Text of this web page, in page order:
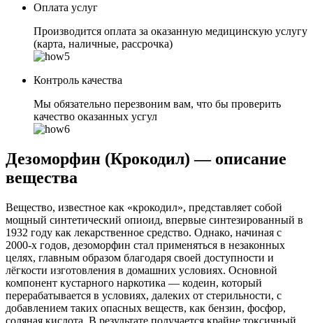
Оплата услуг
Производится оплата за оказанную медицинскую услугу
(карта, наличные, рассрочка)
Контроль качества
Мы обязательно перезвоним вам, что бы проверить
качество оказанных усгул
Дезоморфин (Крокодил) — описание
вещества
Вещество, известное как «крокодил», представляет собой
мощный синтетический опиоид, впервые синтезированный в
1932 году как лекарственное средство. Однако, начиная с
2000-х годов, дезоморфин стал применяться в незаконных
целях, главным образом благодаря своей доступности и
лёгкости изготовления в домашних условиях. Основной
компонент кустарного наркотика — кодеин, который
перерабатывается в условиях, далеких от стерильности, с
добавлением таких опасных веществ, как бензин, фосфор,
соляная кислота. В результате получается крайне токсичный